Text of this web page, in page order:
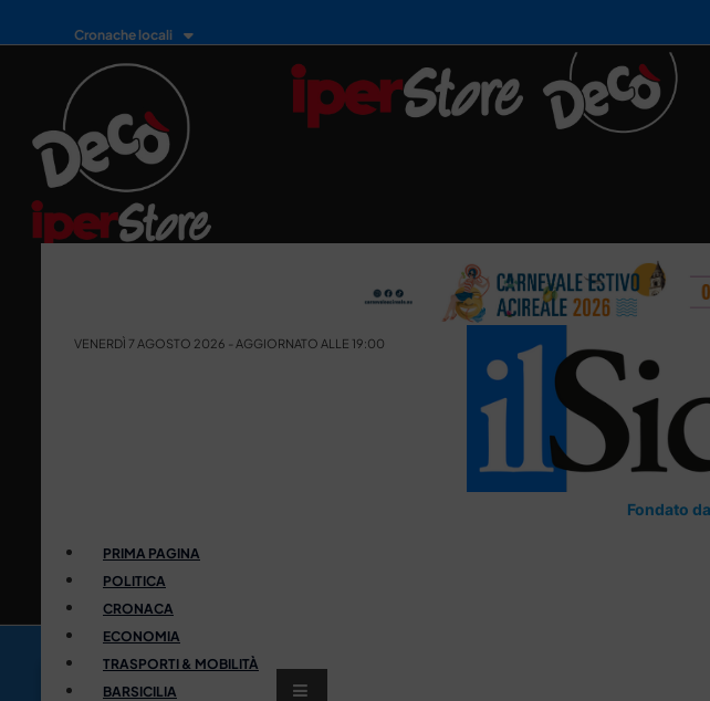
Cronache locali
VENERDÌ 7 AGOSTO 2026 - AGGIORNATO ALLE 19:00
Fondato
PRIMA PAGINA
POLITICA
CRONACA
ECONOMIA
TRASPORTI & MOBILITÀ
BARSICILIA